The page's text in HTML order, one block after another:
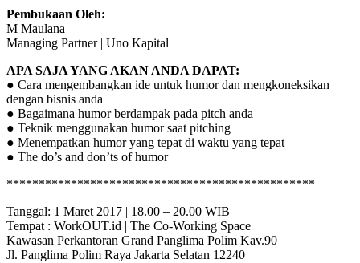
Pembukaan Oleh:
M Maulana
Managing Partner | Uno Kapital
APA SAJA YANG AKAN ANDA DAPAT:
● Cara mengembangkan ide untuk humor dan mengkoneksikan
dengan bisnis anda
● Bagaimana humor berdampak pada pitch anda
● Teknik menggunakan humor saat pitching
● Menempatkan humor yang tepat di waktu yang tepat
● The do’s and don’ts of humor
************************************************
Tanggal: 1 Maret 2017 | 18.00 – 20.00 WIB
Tempat : WorkOUT.id | The Co-Working Space
Kawasan Perkantoran Grand Panglima Polim Kav.90
Jl. Panglima Polim Raya Jakarta Selatan 12240